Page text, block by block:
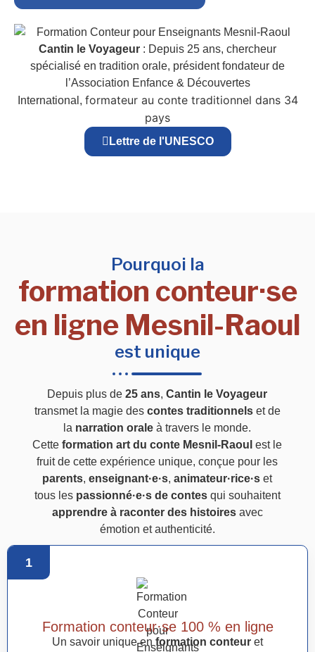
Cantin le Voyageur : Depuis 25 ans, chercheur
spécialisé en tradition orale, président fondateur de
l’Association Enfance & Découvertes
International, formateur au conte traditionnel dans 34
pays
Lettre de l'UNESCO
Pourquoi la
formation conteur·se
en ligne Mesnil-Raoul
est unique
Depuis plus de25 ans,Cantin le Voyageur
transmet la magie des contes traditionnelset de
la narration orale à travers le monde.
Cetteformation art du conte Mesnil-Raoul est le
fruit de cette expérience unique, conçue pour les
parents,enseignant·e·s,animateur·rice·s et
tous les passionné·e·s de contesqui souhaitent
apprendre à raconter des histoiresavec
émotion et authenticité.
1
Formation conteur·se 100 % en ligne
Un savoir unique en formation conteur et